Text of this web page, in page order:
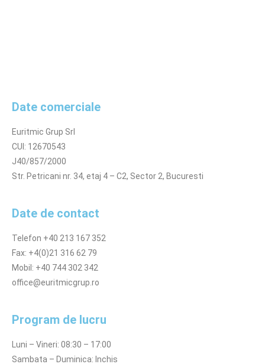
Date comerciale
Euritmic Grup Srl
CUI: 12670543
J40/857/2000
Str. Petricani nr. 34, etaj 4 – C2, Sector 2, Bucuresti
Date de contact
Telefon +40 213 167 352
Fax: +4(0)21 316 62 79
Mobil: +40 744 302 342
office@euritmicgrup.ro
Program de lucru
Luni – Vineri: 08:30 – 17:00
Sambata – Duminica: Inchis